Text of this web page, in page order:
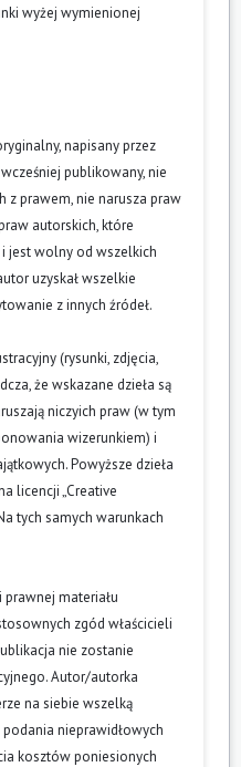
wyżej wymienionej
napisany przez
publikowany, nie
z prawem, nie narusza praw
autorskich, które
i jest wolny od wszelkich
uzyskał wszelkie
z innych źródeł.
(rysunki, zdjęcia,
że wskazane dzieła są
niczyich praw (w tym
wizerunkiem) i
Powyższe dzieła
licencji „Creative
tych samych warunkach
prawnej materiału
zgód właścicieli
nie zostanie
Autor/autorka
na siebie wszelką
nieprawidłowych
kosztów poniesionych